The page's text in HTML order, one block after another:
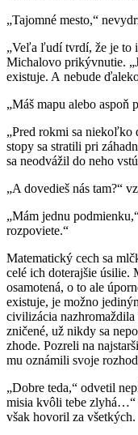
„Tajomné mesto,“
„Veľa ľudí tvrdí, že je to
Michalovo prikývnutie.
existuje. A nebude
„Máš mapu alebo aspoň
„Pred rokmi sa niekoľko
stopy sa stratili pri
sa neodvážil do neho
„A dovedieš nás tam?“
„Mám jednu
rozpoviete.“
Matematický cech sa
celé ich doterajšie úsilie.
osamotená, o to ale
existuje, je možno
civilizácia
zničené, už nikdy sa
zhode. Pozreli na
mu oznámili svoje
„Dobre teda,“ odvetil
misia kvôli tebe zlyhá…“
však hovoril za všetkých.